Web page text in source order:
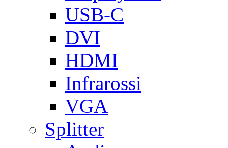
USB-C
DVI
HDMI
Infrarossi
VGA
Splitter